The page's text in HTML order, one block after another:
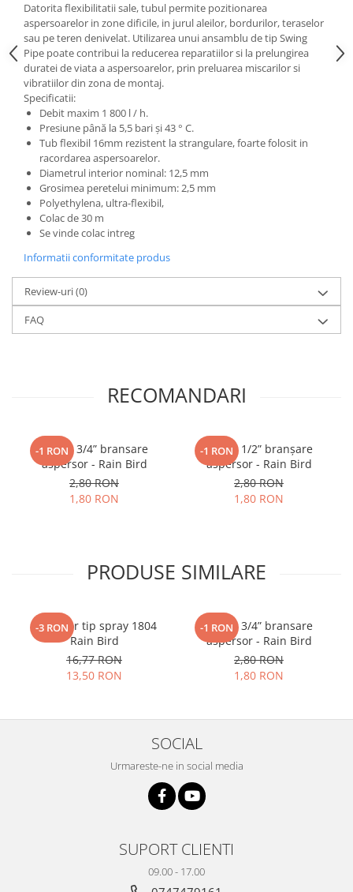
Datorita flexibilitatii sale, tubul permite pozitionarea
aspersoarelor in zone dificile, in jurul aleilor, bordurilor, teraselor
sau pe teren denivelat. Utilizarea unui ansamblu de tip Swing
Pipe poate contribui la reducerea reparatiilor si la prelungirea
duratei de viata a aspersoarelor, prin preluarea miscarilor si
vibratiilor din zona de montaj.
Specificatii:
Debit maxim 1 800 l / h.
Presiune până la 5,5 bari şi 43 ° C.
Tub flexibil 16mm rezistent la strangulare, foarte folosit in
racordarea aspersoarelor.
Diametrul interior nominal: 12,5 mm
Grosimea peretelui minimum: 2,5 mm
Polyethylena, ultra-flexibil,
Colac de 30 m
Se vinde colac intreg
Informatii conformitate produs
Review-uri(0)
FAQ
RECOMANDARI
-1 RON
Cot FE 3/4” bransare
aspersor - Rain Bird
2,80 RON
1,80 RON
-1 RON
Cot FE 1/2” branșare
aspersor - Rain Bird
2,80 RON
1,80 RON
PRODUSE SIMILARE
-3 RON
Aspersor tip spray 1804
Rain Bird
16,77 RON
13,50 RON
-1 RON
Cot FE 3/4” bransare
aspersor - Rain Bird
2,80 RON
1,80 RON
SOCIAL
Urmareste-ne in social media
SUPORT CLIENTI
09.00 - 17.00